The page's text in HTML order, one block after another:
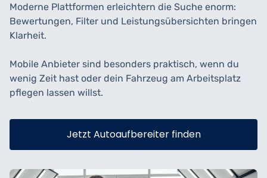
Moderne Plattformen erleichtern die Suche enorm:
Bewertungen, Filter und Leistungsübersichten bringen
Klarheit.
Mobile Anbieter sind besonders praktisch, wenn du
wenig Zeit hast oder dein Fahrzeug am Arbeitsplatz
pflegen lassen willst.
Jetzt Autoaufbereiter finden